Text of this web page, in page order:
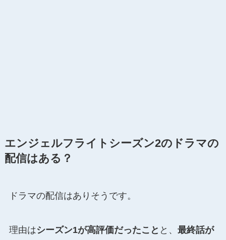
エンジェルフライトシーズン2のドラマの
配信はある？
ドラマの配信はありそうです。
理由はシーズン1が高評価だったこと と、 最終話が